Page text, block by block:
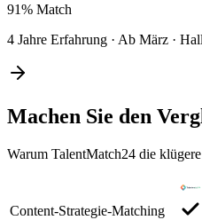
91% Match
4 Jahre Erfahrung · Ab März ·
Machen Sie den
Warum TalentMatch24 die
Content-Strategie-Matching